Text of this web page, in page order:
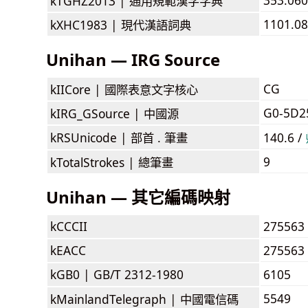
kXHC1983 | 現代漢語詞典
Unihan — IRG Source
kIICore | 國際表意文字核心
CG
kIRG_GSource | 中國源
G0-
kRSUnicode | 部首 . 筆畫 140.6 /
kTotalStrokes | 總筆畫 9
Unihan — 其它編碼映射
kCCCII
275563
kEACC
275563
kGB0 | GB/T 2312-1980
6105
kMainlandTelegraph | 中國電信碼
5549